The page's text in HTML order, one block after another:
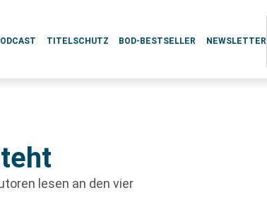
TITELSCHUTZ BOD-BESTSELLER NEWSLETTER
lesen an den vier